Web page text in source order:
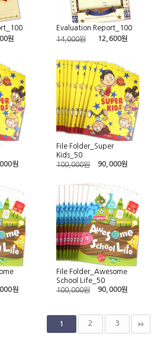
원
Evaluation Report_100
14,000원
12,600원
원
File Folder_Super
Kids_50
100,000원
90,000원
원
File Folder_Awesome
School Life_50
100,000원
90,000원
1 2 3